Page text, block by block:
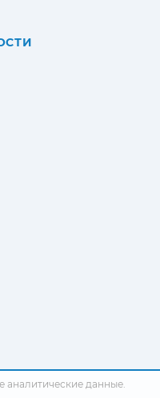
аналитические данные.